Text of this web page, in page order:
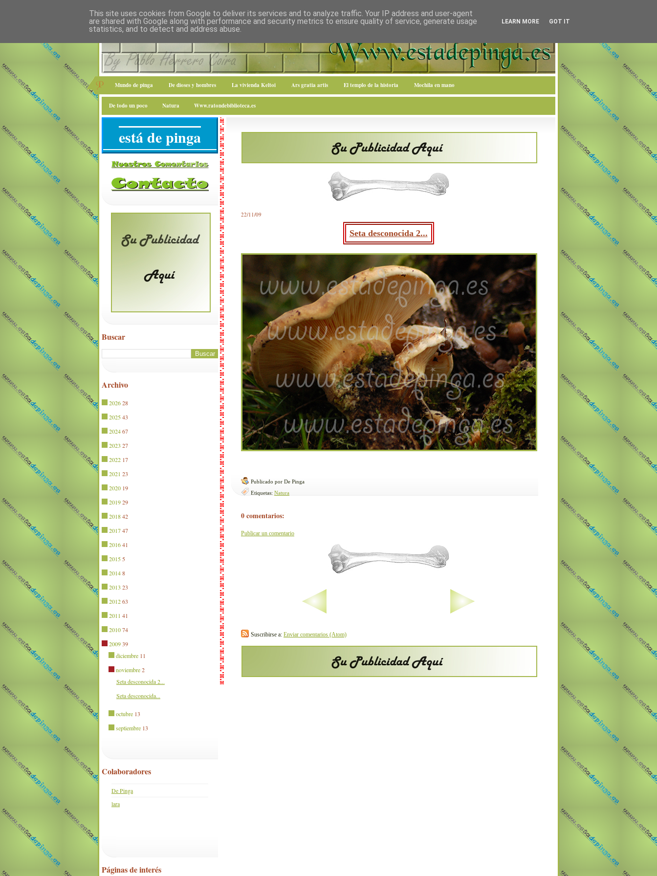
Mundo de pinga De dioses y hombres La vivienda Keltoi Ars gratia artis El templo de la historia Mochila en mano
De todo un poco Natura Www.ratondebiblioteca.es
22/11/09
Seta desconocida 2...
Publicado por De Pinga
Etiquetas: Natura
0 comentarios:
Publicar un comentario
Suscribirse a: Enviar comentarios (Atom)
está de pinga
Buscar
Archivo
202628
202543
202467
2023 27
2022 17
2021 23
2020 19
201929
201842
201747
201641
2015 5
20148
2013 23
201263
2011 41
201074
200939
diciembre 11
noviembre 2
Seta desconocida 2...
Seta desconocida...
octubre 13
septiembre 13
Colaboradores
De Pinga
lara
Páginas de interés
This site uses cookies from Google to deliver its services and to analyze traffic. Your IP address and user-agent
are shared with Google along with performance and security metrics to ensure quality of service, generate usage
statistics, and to detect and address abuse.
LEARN MORE GOT IT